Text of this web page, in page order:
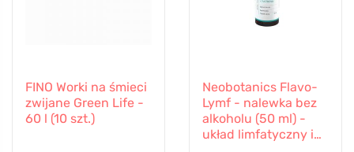
FINO Worki na śmieci
zwijane Green Life -
60 l (10 szt.)
Neobotanics Flavo-
Lymf - nalewka bez
alkoholu (50 ml) -
układ limfatyczny i